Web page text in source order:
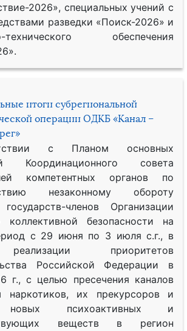
2026», специальных учений с
разведки «Поиск-2026» и
технического обеспечения
итоги субрегиональной
операции ОДКБ «Канал –
с Планом основных
Координационного совета
компетентных органов по
незаконному обороту
членов Организации
безопасности на
с 29 июня по 3 июля с.г., в
приоритетов
Российской Федерации в
г., с целью пресечения каналов
наркотиков, их прекурсоров и
новых психоактивных и
веществ в регион